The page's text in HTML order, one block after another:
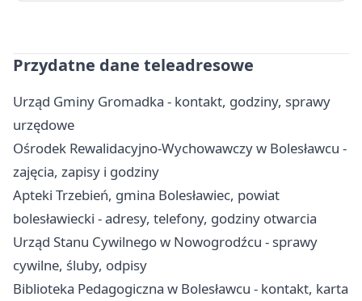
Przydatne dane teleadresowe
Urząd Gminy Gromadka - kontakt, godziny, sprawy
urzędowe
Ośrodek Rewalidacyjno-Wychowawczy w Bolesławcu -
zajęcia, zapisy i godziny
Apteki Trzebień, gmina Bolesławiec, powiat
bolesławiecki - adresy, telefony, godziny otwarcia
Urząd Stanu Cywilnego w Nowogrodźcu - sprawy
cywilne, śluby, odpisy
Biblioteka Pedagogiczna w Bolesławcu - kontakt, karta